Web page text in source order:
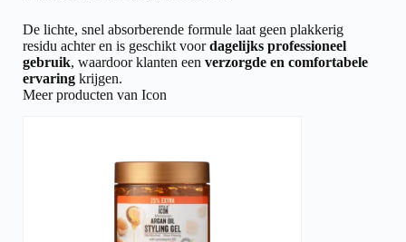
De lichte, snel absorberende formule laat geen plakkerig
residu achter en is geschikt voordagelijks professioneel
gebruik, waardoor klanten een verzorgde en comfortabele
ervaring krijgen.
Meer producten van Icon